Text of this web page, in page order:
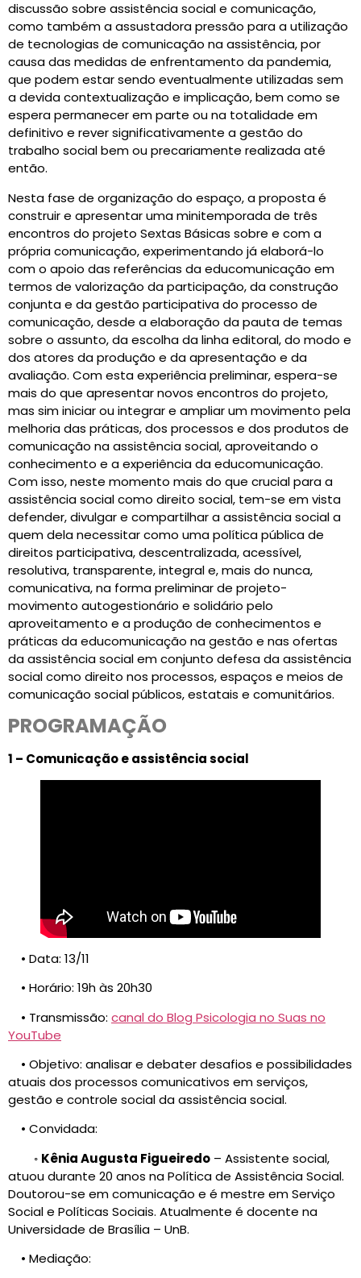
discussão sobre assistência social e comunicação,
como também a assustadora pressão para a utilização
de tecnologias de comunicação na assistência, por
causa das medidas de enfrentamento da pandemia,
que podem estar sendo eventualmente utilizadas sem
a devida contextualização e implicação, bem como se
espera permanecer em parte ou na totalidade em
definitivo e rever significativamente a gestão do
trabalho social bem ou precariamente realizada até
então.
Nesta fase de organização do espaço, a proposta é
construir e apresentar uma minitemporada de três
encontros do projeto Sextas Básicas sobre e com a
própria comunicação, experimentando já elaborá-lo
com o apoio das referências da educomunicação em
termos de valorização da participação, da construção
conjunta e da gestão participativa do processo de
comunicação, desde a elaboração da pauta de temas
sobre o assunto, da escolha da linha editoral, do modo e
dos atores da produção e da apresentação e da
avaliação. Com esta experiência preliminar, espera-se
mais do que apresentar novos encontros do projeto,
mas sim iniciar ou integrar e ampliar um movimento pela
melhoria das práticas, dos processos e dos produtos de
comunicação na assistência social, aproveitando o
conhecimento e a experiência da educomunicação.
Com isso, neste momento mais do que crucial para a
assistência social como direito social, tem-se em vista
defender, divulgar e compartilhar a assistência social a
quem dela necessitar como uma política pública de
direitos participativa, descentralizada, acessível,
resolutiva, transparente, integral e, mais do nunca,
comunicativa, na forma preliminar de projeto-
movimento autogestionário e solidário pelo
aproveitamento e a produção de conhecimentos e
práticas da educomunicação na gestão e nas ofertas
da assistência social em conjunto defesa da assistência
social como direito nos processos, espaços e meios de
comunicação social públicos, estatais e comunitários.
PROGRAMAÇÃO
1 – Comunicação e assistência social
• Data: 13/11
• Horário: 19h às 20h30
• Transmissão: canal do Blog Psicologia no Suas no
YouTube
• Objetivo: analisar e debater desafios e possibilidades
atuais dos processos comunicativos em serviços,
gestão e controle social da assistência social.
• Convidada:
◦ Kênia Augusta Figueiredo – Assistente social,
atuou durante 20 anos na Política de Assistência Social.
Doutorou-se em comunicação e é mestre em Serviço
Social e Políticas Sociais. Atualmente é docente na
Universidade de Brasília – UnB.
• Mediação: